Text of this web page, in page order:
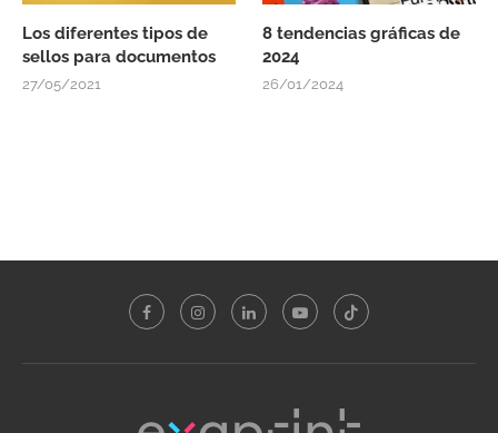
Los diferentes tipos de
sellos para documentos
27/05/2021
8 tendencias gráficas de
2024
26/01/2024